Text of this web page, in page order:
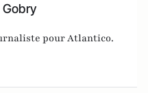
pour Atlantico.